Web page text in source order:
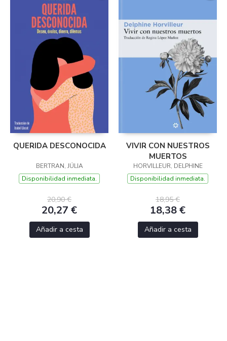
QUERIDA DESCONOCIDA
BERTRAN, JÚLIA
Disponibilidad inmediata.
20,90 €
20,27 €
Añadir a cesta
VIVIR CON NUESTROS
MUERTOS
HORVILLEUR, DELPHINE
Disponibilidad inmediata.
18,95 €
18,38 €
Añadir a cesta